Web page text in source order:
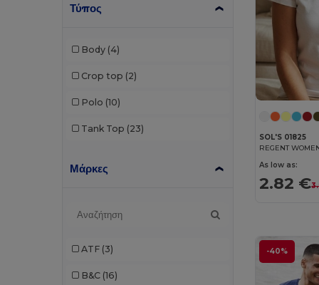
Τύπος
Body (4)
Crop top (2)
Polo (10)
Tank Top (23)
Μάρκες
ATF (3)
B&C (16)
SOL'S 01825
As low as:
2.82 €
-40%